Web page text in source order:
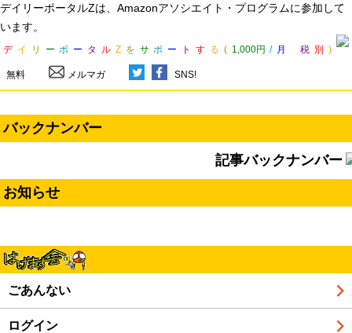
デイリーポータルZは、Amazonアソシエイト・プログラムに参加して
います。
デ イ リ ー ポ ー タ ル Z を サ ポ ー ト す る ( 1,000円 / 月 税 別 )
無料 メルマガ SNS!
バックナンバー
記事バックナンバー
お知らせ
ごあんない
ログイン